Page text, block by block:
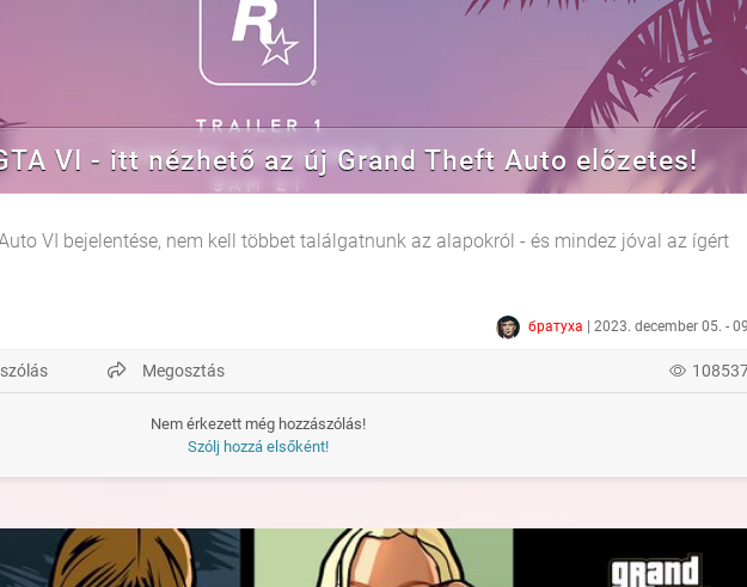
VI - itt nézhető az új Grand Theft Auto előzetes!
VI bejelentése, nem kell többet találgatnunk az alapokról - és mindez jóval az ígért
братуха | 2023. december 05. -
Megosztás
Nem érkezett még hozzászólás!
Szólj hozzá elsőként!